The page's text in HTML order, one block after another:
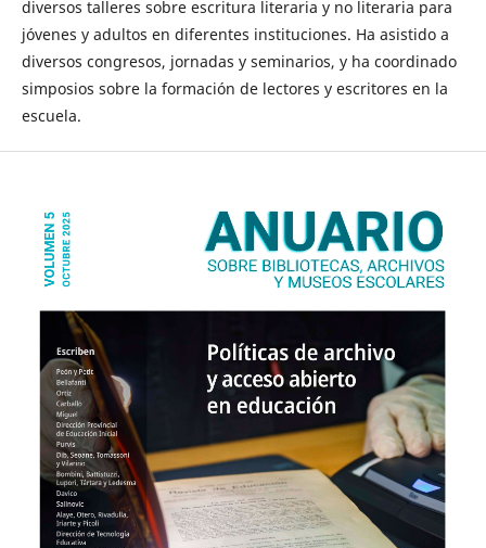
diversos talleres sobre escritura literaria y no literaria para
jóvenes y adultos en diferentes instituciones. Ha asistido a
diversos congresos, jornadas y seminarios, y ha coordinado
simposios sobre la formación de lectores y escritores en la
escuela.